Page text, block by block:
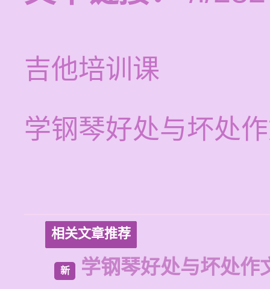
吉他培训课
学钢琴好处与坏处
相关文章推荐
新 学钢琴好处与坏处作